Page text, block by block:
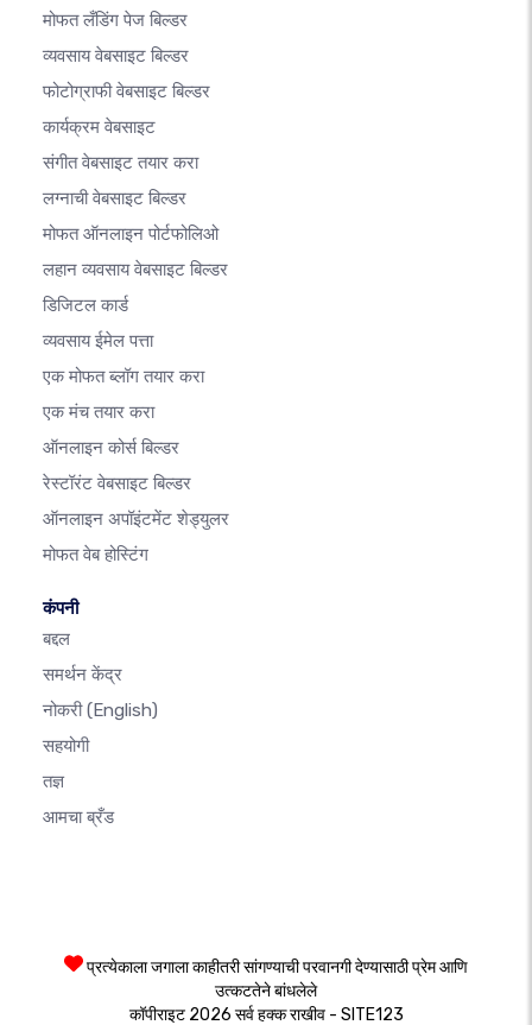
मोफत लँडिंग पेज बिल्डर
व्यवसाय वेबसाइट बिल्डर
फोटोग्राफी वेबसाइट बिल्डर
कार्यक्रम वेबसाइट
संगीत वेबसाइट तयार करा
लग्नाची वेबसाइट बिल्डर
मोफत ऑनलाइन पोर्टफोलिओ
लहान व्यवसाय वेबसाइट बिल्डर
डिजिटल कार्ड
व्यवसाय ईमेल पत्ता
एक मोफत ब्लॉग तयार करा
एक मंच तयार करा
ऑनलाइन कोर्स बिल्डर
रेस्टॉरंट वेबसाइट बिल्डर
ऑनलाइन अपॉइंटमेंट शेड्युलर
मोफत वेब होस्टिंग
कंपनी
बद्दल
समर्थन केंद्र
नोकरी(English)
सहयोगी
तज्ञ
आमचा ब्रँड
प्रत्येकाला जगाला काहीतरी सांगण्याची परवानगी देण्यासाठी प्रेम आणि
उत्कटतेने बांधलेले
कॉपीराइट 2026 सर्व हक्क राखीव - SITE123